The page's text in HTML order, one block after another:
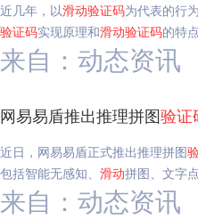
近几年，以滑动验证码为代表的行
验证码实现原理和滑动验证码的特点
来自：动态资讯
网易易盾推出推理拼图验证
近日，网易易盾正式推出推理拼图
包括智能无感知、 滑动拼图、文字
来自：动态资讯